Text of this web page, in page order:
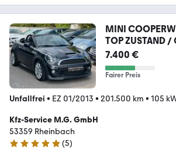
MINI
TOP ZUSTAND /
7.400 €
Fairer Preis
Unfallfrei • EZ 01/2013 • 201.500 km • 105
Kfz-Service M.G. GmbH
53359 Rheinbach
(5)